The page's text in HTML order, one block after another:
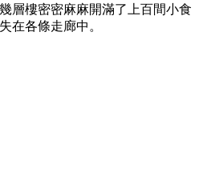
層樓密密麻麻開滿了上百間小食
在各條走廊中。